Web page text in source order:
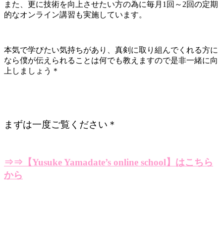
また、更に技術を向上させたい方の為に毎月1回～2回の定期
的なオンライン講習も実施しています。
本気で学びたい気持ちがあり、真剣に取り組んでくれる方に
なら僕が伝えられることは何でも教えますので是非一緒に向
上しましょう＊
まずは一度ご覧ください＊
⇒⇒【Yusuke Yamadate’s online school】はこちら
から